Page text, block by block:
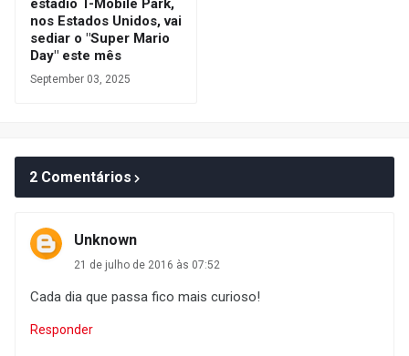
estádio T-Mobile Park,
nos Estados Unidos, vai
sediar o "Super Mario
Day" este mês
September 03, 2025
2 Comentários
Unknown
21 de julho de 2016 às 07:52
Cada dia que passa fico mais curioso!
Responder